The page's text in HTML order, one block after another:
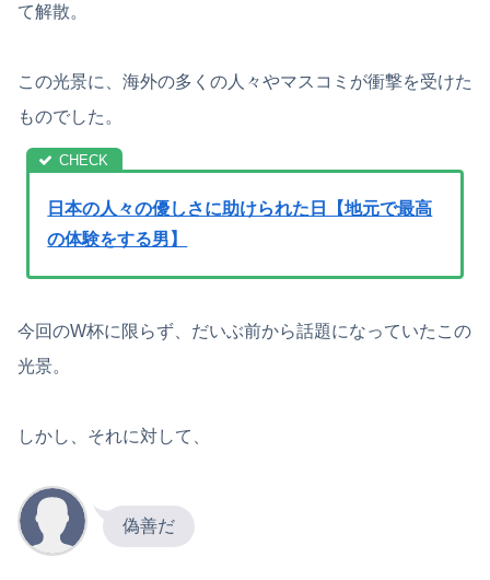
て解散。
この光景に、海外の多くの人々やマスコミが衝撃を受けた
ものでした。
日本の人々の優しさに助けられた日【地元で最高
の体験をする男】
今回のW杯に限らず、だいぶ前から話題になっていたこの
光景。
しかし、それに対して、
偽善だ